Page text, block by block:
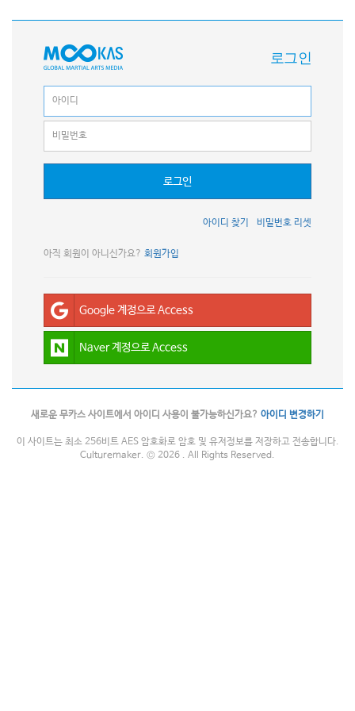
로그인
로그인
비밀번호 리셋
아이디 찾기
아직 회원이 아니신가요? 회원가입
Google 계정으로 Access
Naver 계정으로 Access
새로운 무카스 사이트에서 아이디 사용이 불가능하신가요? 아이디 변경하기
이 사이트는 최소 256비트 AES 암호화로 암호 및 유저정보를 저장하고 전송합니다.
Culturemaker. © 2026 . All Rights Reserved.